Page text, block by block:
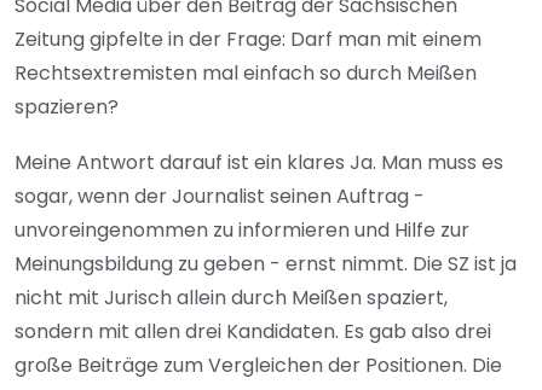
Social Media über den Beitrag der Sächsischen
Zeitung gipfelte in der Frage: Darf man mit einem
Rechtsextremisten mal einfach so durch Meißen
spazieren?
Meine Antwort darauf ist ein klares Ja. Man muss es
sogar, wenn der Journalist seinen Auftrag -
unvoreingenommen zu informieren und Hilfe zur
Meinungsbildung zu geben - ernst nimmt. Die SZ ist ja
nicht mit Jurisch allein durch Meißen spaziert,
sondern mit allen drei Kandidaten. Es gab also drei
große Beiträge zum Vergleichen der Positionen. Die